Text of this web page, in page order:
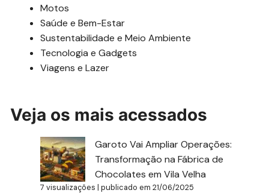
Motos
Saúde e Bem-Estar
Sustentabilidade e Meio Ambiente
Tecnologia e Gadgets
Viagens e Lazer
Veja os mais acessados
Garoto Vai Ampliar Operações:
Transformação na Fábrica de
Chocolates em Vila Velha
7 visualizações |publicado em 21/06/2025